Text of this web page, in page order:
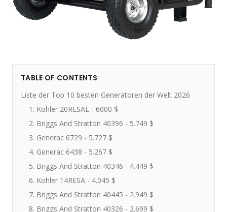
TABLE OF CONTENTS
Liste der Top 10 besten Generatoren der Welt 2026
1. Kohler 20RESAL - 6000 $
2. Briggs And Stratton 40396 - 5.749 $
3. Generac 6729 - 5.727 $
4. Generac 6438 - 5.267 $
5. Briggs And Stratton 40346 - 4.449 $
6. Kohler 14RESA - 4.045 $
7. Briggs And Stratton 40445 - 2.949 $
8. Briggs And Stratton 40326 - 2.699 $